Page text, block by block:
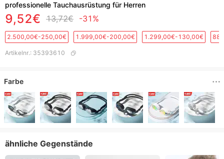
professionelle Tauchausrüstung für Herren
9,52€ 13,72€ -31%
2.500,00€-250,00€ 1.999,00€-200,00€ 1.299,00€-130,00€
Artikelnr.: 35393610
Farbe
ähnliche Gegenstände